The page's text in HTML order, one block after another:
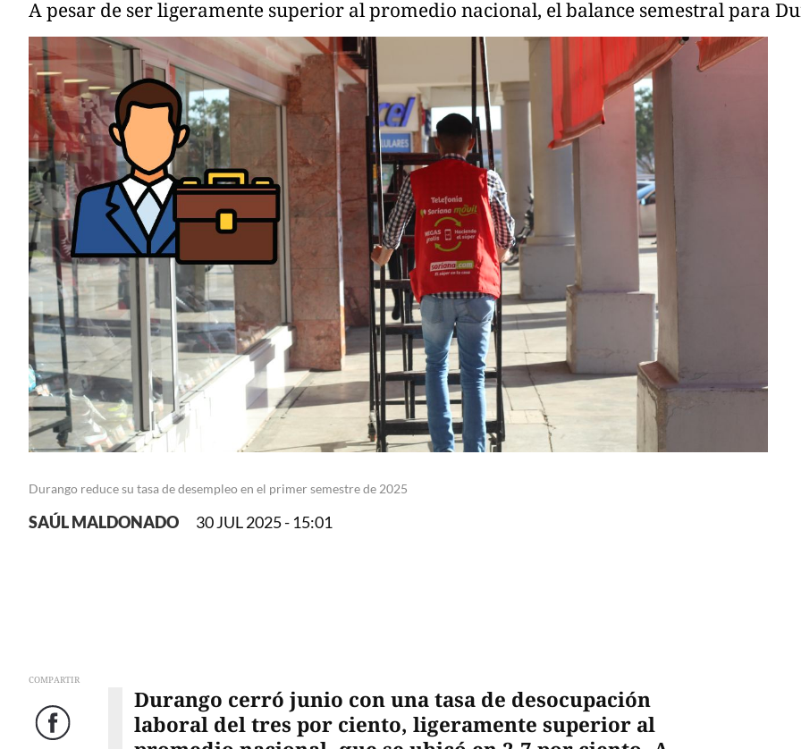
A pesar de ser ligeramente superior al promedio nacional, el balance semestral para
Durango reduce su tasa de desempleo en el primer semestre de 2025
SAÚL MALDONADO 30 JUL 2025 - 15:01
COMPARTIR
Facebook
Durango cerró junio con una tasa de desocupación
laboral del tres por ciento, ligeramente superior al